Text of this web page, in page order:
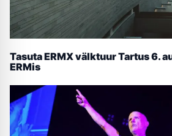
Tasuta ERMX välktuur Tartus 6.
ERMis